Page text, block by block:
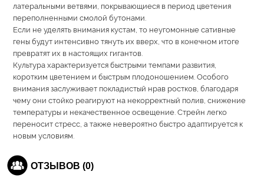
латеральными ветвями, покрывающиеся в период цветения
переполненными смолой бутонами.
Если не уделять внимания кустам, то неугомонные сативные
гены будут интенсивно тянуть их вверх, что в конечном итоге
превратят их в настоящих гигантов.
Культура характеризуется быстрыми темпами развития,
коротким цветением и быстрым плодоношением. Особого
внимания заслуживает покладистый нрав ростков, благодаря
чему они стойко реагируют на некорректный полив, снижение
температуры и некачественное освещение. Стрейн легко
переносит стресс, а также невероятно быстро адаптируется к
новым условиям.
ОТЗЫВОВ (0)